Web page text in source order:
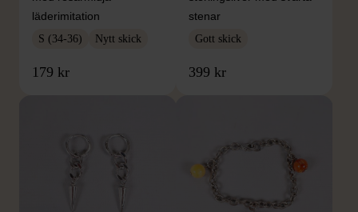
läderimitation
S (34-36) Nytt skick
179 kr
stenar
Gott skick
399 kr